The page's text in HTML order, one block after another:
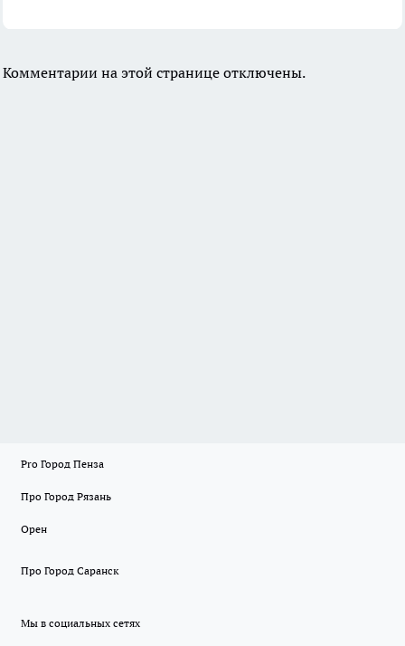
Комментарии на этой странице отключены.
Pro Город Пенза
Про Город Рязань
Орен
Про Город Саранск
Мы в социальных сетях